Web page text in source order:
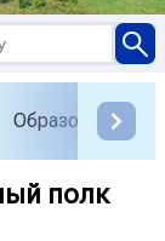
Образование
полк